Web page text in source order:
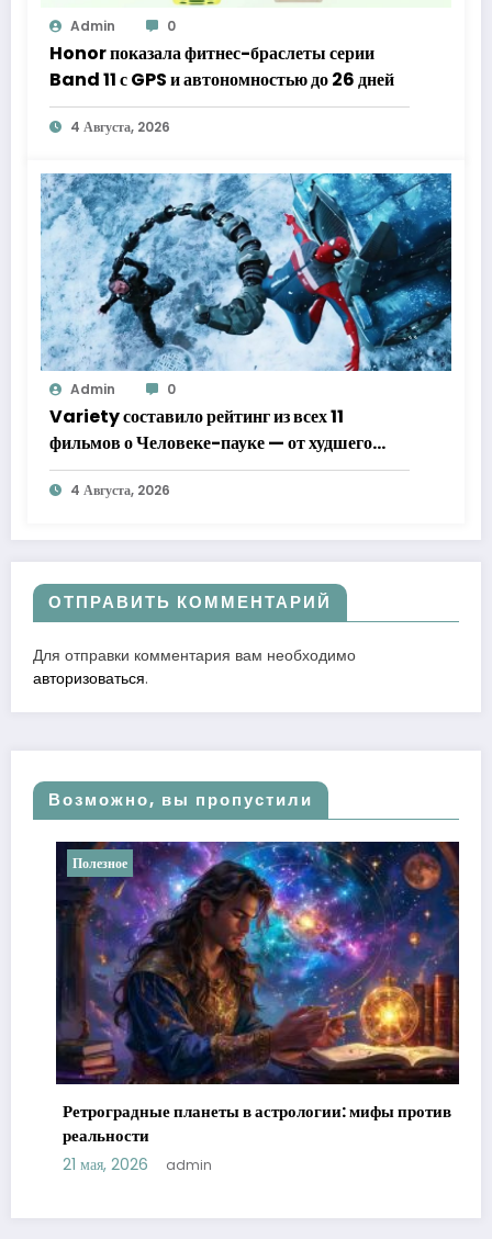
Admin 0
Honor показала фитнес-браслеты серии
Band 11 с GPS и автономностью до 26 дней
4 Августа, 2026
Admin 0
Variety составило рейтинг из всех 11
фильмов о Человеке-пауке — от худшего
к лучшему
4 Августа, 2026
ОТПРАВИТЬ КОММЕНТАРИЙ
Для отправки комментария вам необходимо
авторизоваться.
Возможно, вы пропустили
астрологии: мифы против
Полезное